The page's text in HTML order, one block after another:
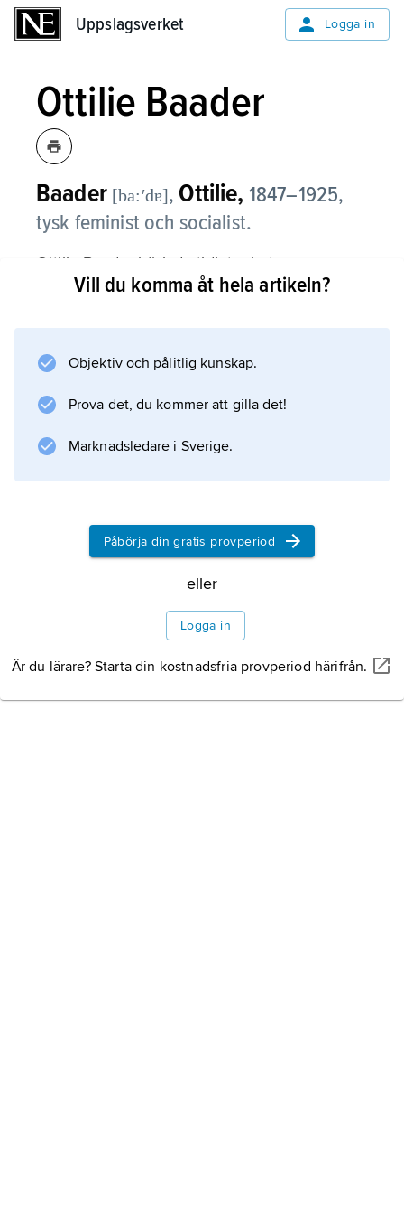
Uppslagsverket Logga in
Ottilie Baader
Baader [ba:ʹdɐ], Ottilie, 1847–1925,
tysk feminist och socialist.
Ottilie Baader började tidigt arbeta som
sömmerska och var fackligt aktiv innan hon i
Information om artikeln
Vill du komma åt hela artikeln?
Objektiv och pålitlig kunskap.
Prova det, du kommer att gilla det!
Marknadsledare i Sverige.
Påbörja din gratis provperiod
eller
Logga in
Är du lärare? Starta din kostnadsfria provperiod härifrån.